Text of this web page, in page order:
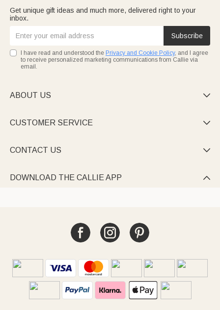
Get unique gift ideas and much more, delivered right to your
inbox.
Subscribe
I have read and understood the Privacy and Cookie Policy, and I agree
to receive personalized marketing communications from Callie via
email.
ABOUT US 
CUSTOMER SERVICE 
CONTACT US 
DOWNLOAD THE CALLIE APP 